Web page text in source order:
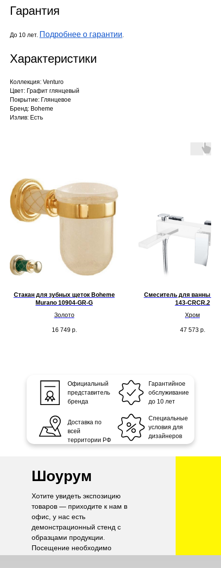
Гарантия
До 10 лет. Подробнее о гарантии.
Характеристики
Коллекция: Venturo
Цвет: Графит глянцевый
Покрытие: Глянцевое
Бренд: Boheme
Излив: Есть
Стакан для зубных щеток Boheme
Murano 10904-GR-G
Золото
16 749 р.
Смеситель для ванны
143-CRCR.2
Хром
47 573 р.
Официальный
представитель
бренда
Доставка по
всей
территории РФ
Гарантийное
обслуживание
до 10 лет
Специальные
условия для
дизайнеров
Шоурум
Хотите увидеть экспозицию
товаров — приходите к нам в
офис, у нас есть
демонстрационный стенд с
образцами продукции.
Посещение необходимо